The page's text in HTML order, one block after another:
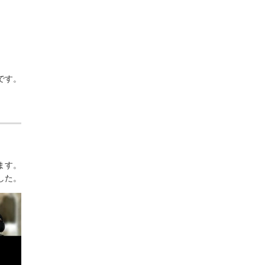
。
。
。